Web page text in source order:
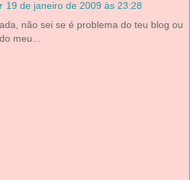
19 de janeiro de 2009 às 23:28
não sei se é problema do teu blog ou
meu...